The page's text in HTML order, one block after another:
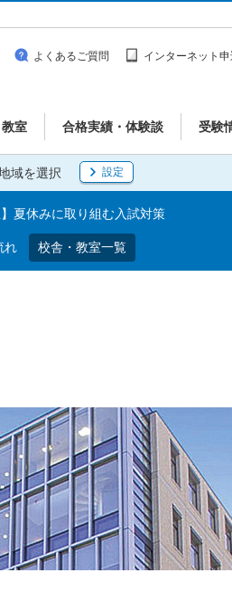
室 合格実績・体験談 受験
よくあるご質問 インターネット
域を選択 設定
】夏休みに取り組む入試対策
れ 校舎・教室一覧